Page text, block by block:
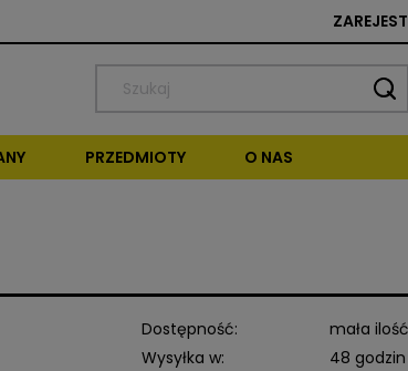
PRZEDMIOTY O NAS
Dostępność:
mała ilość
Wysyłka w:
48 godzin